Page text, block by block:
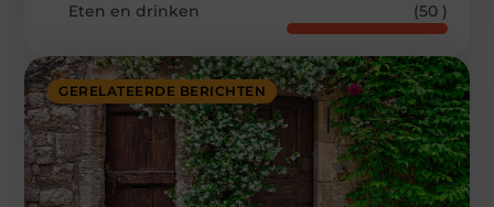
GERELATEERDE BERICHTEN
Eten en drinken
(50 )